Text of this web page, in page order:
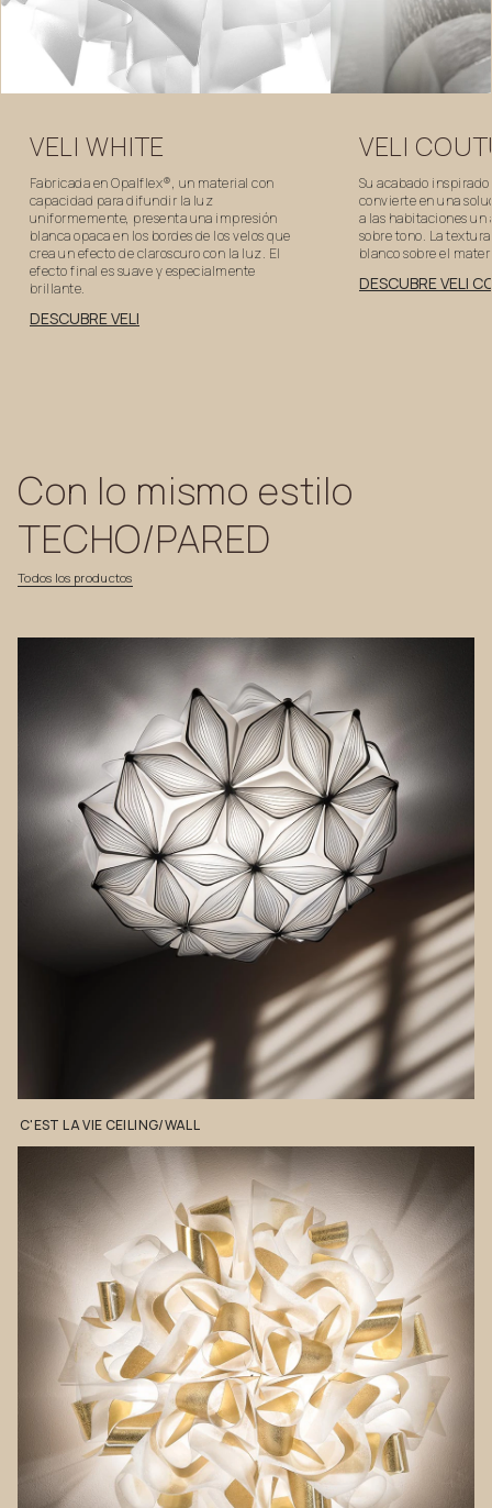
VELI WHITE
Fabricada en Opalflex®, un material con
capacidad para difundir la luz
uniformemente, presenta una impresión
blanca opaca en los bordes de los velos que
crea un efecto de claroscuro con la luz. El
efecto final es suave y especialmente
brillante.
DESCUBRE VELI
VELI
Su acabado
convierte en una
a las habitaciones un
sobre tono. La
blanco sobre el
DESCUBRE VELI
Todos los productos
Con lo mismo estilo
TECHO/PARED
C'EST LAVIECEILING/WALL